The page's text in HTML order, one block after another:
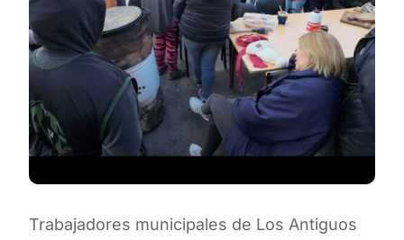
Trabajadores municipales de Los Antiguos